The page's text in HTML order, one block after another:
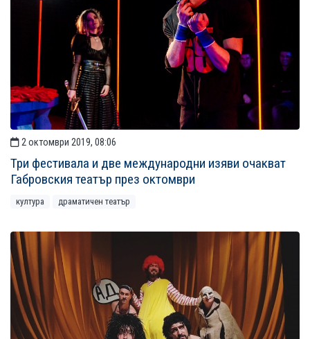
2 октомври 2019, 08:06
Три фестивала и две международни изяви очакват
Габровския театър през октомври
култура драматичен театър